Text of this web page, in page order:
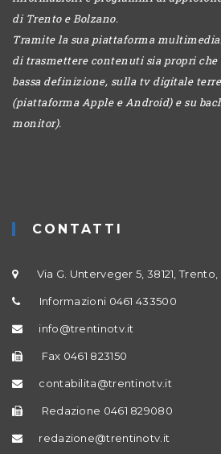
di Trento e Bolzano.
Tramite la sua piattaforma
di trasmettere contenuti sia propri
bassa definizione, sulla tv digitale
(piattaforma Apple e Android) e su
monitor).
CONTATTI
Via G. Unterveger 5, 38121, Trento,
Informazioni 0461 433500
info@trentinotv.it
Fax 0461 823150
contabilita@trentinotv.it
Redazione 0461 829080
redazione@trentinotv.it